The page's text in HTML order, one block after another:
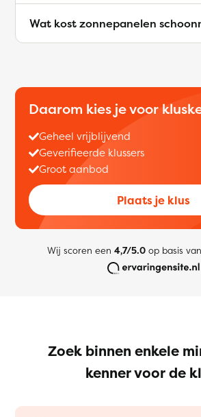
Wat kost zonnepanelen
Daarom kies je voor
Geheel vrijblijvend
Geverifieerde klussers
Groot aanbod
Plaats je klus
Wij scoren een 4,7/5.0op basis van
Zoek binnen enkele
kenner voor de